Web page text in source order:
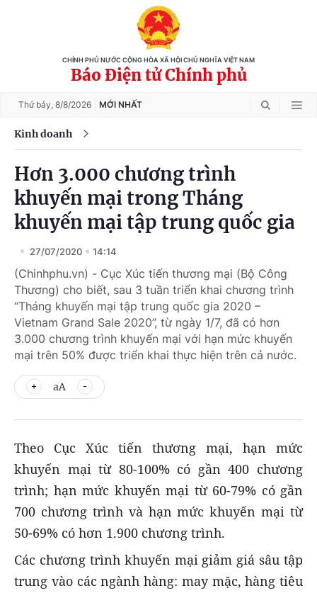
CHÍNH PHỦ NƯỚC CỘNG HÒA XÃ HỘI CHỦ NGHĨA VIỆT NAM
Báo Điện tử Chính phủ
Thứ bảy, 8/8/2026 MỚI NHẤT
Kinh doanh
Hơn 3.000 chương trình
khuyến mại trong Tháng
khuyến mại tập trung quốc gia
27/07/2020 14:14
(Chinhphu.vn) - Cục Xúc tiến thương mại (Bộ Công
Thương) cho biết, sau 3 tuần triển khai chương trình
“Tháng khuyến mại tập trung quốc gia 2020 –
Vietnam Grand Sale 2020”, từ ngày 1/7, đã có hơn
3.000 chương trình khuyến mại với hạn mức khuyến
mại trên 50% được triển khai thực hiện trên cả nước.
aA
Theo Cục Xúc tiến thương mại, hạn mức
khuyến mại từ 80-100% có gần 400 chương
trình; hạn mức khuyến mại từ 60-79% có gần
700 chương trình và hạn mức khuyến mại từ
50-69% có hơn 1.900 chương trình.
Các chương trình khuyến mại giảm giá sâu tập
trung vào các ngành hàng: may mặc, hàng tiêu